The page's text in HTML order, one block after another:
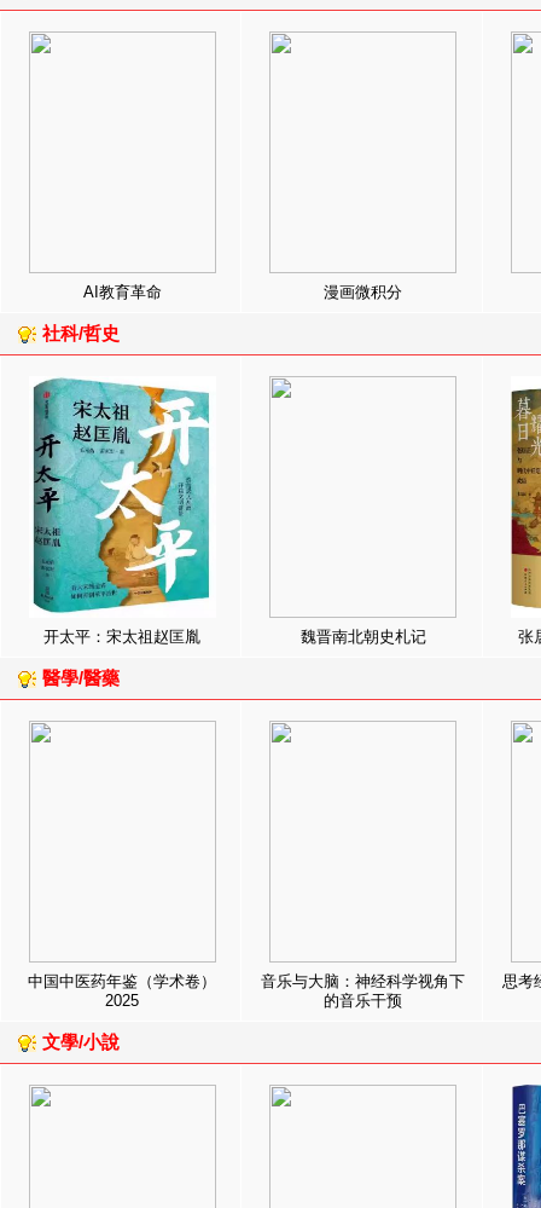
AI教育革命 漫画微积分
社科/哲史
开太平：宋太祖赵匡胤 魏晋南北朝史札记 张
醫學/醫藥
中国中医药年鉴（学术卷）
2025
音乐与大脑：神经科学视角下
的音乐干预
思考
文學/小說